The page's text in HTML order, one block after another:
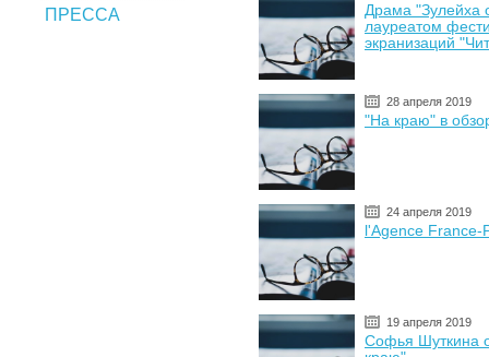
ПРЕССА
Драма "Зулейха
лауреатом
экранизаций
28 апреля 2019
"На краю" в
24 апреля 2019
l'Agence France-
19 апреля 2019
Софья Шуткина